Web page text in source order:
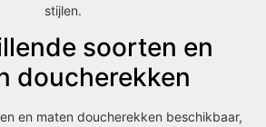
stijlen.
soorten en
doucherekken
en maten doucherekken beschikbaar,